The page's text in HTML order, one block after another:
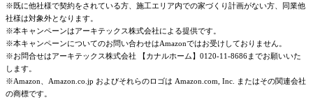
※既に他社様で契約をされている方、施工エリア内での家づくり計画がない方、同業他
社様は対象外となります。
※本キャンペーンはアーキテックス株式会社による提供です。
※本キャンペーンについてのお問い合わせはAmazonではお受けしておりません。
※お問合せはアーキテックス株式会社 【カナルホーム】0120-11-8686までお願いいた
します。
※Amazon、Amazon.co.jp およびそれらのロゴは Amazon.com, Inc. またはその関連会社
の商標です。